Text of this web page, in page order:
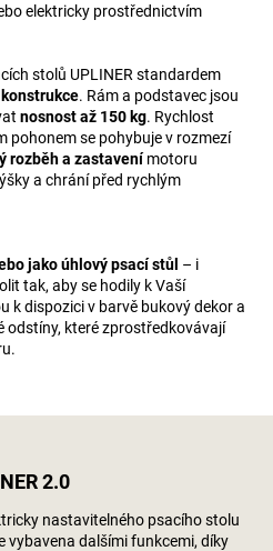
elektricky prostřednictvím
stolů UPLINER standardem
. Rám a podstavec jsou
nosnost až 150 kg. Rychlost
pohonem se pohybuje v rozmezí
rozběh a zastavenímotoru
a chrání před rychlým
jako úhlový psací stůl – i
tak, aby se hodily k Vaší
k dispozici v barvě bukový dekor a
odstíny, které zprostředkovávají
2.0
nastavitelného psacího stolu
vybavena dalšími funkcemi, díky